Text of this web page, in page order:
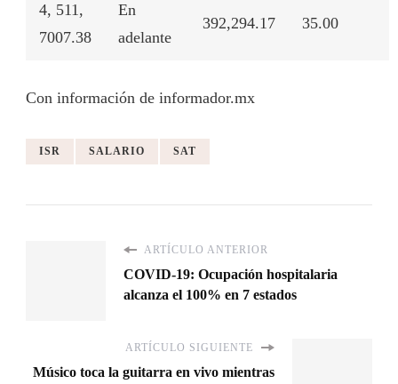
4, 511,
7007.38
En
adelante
392,294.17 35.00
Con información de informador.mx
ISR SALARIO SAT
ARTÍCULO ANTERIOR
COVID-19: Ocupación hospitalaria
alcanza el 100% en 7 estados
ARTÍCULO SIGUIENTE
Músico toca la guitarra en vivo mientras